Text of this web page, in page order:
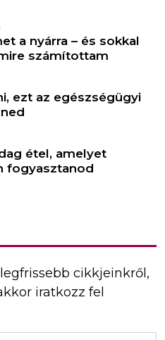
a nyárra – és sokkal
számítottam
ezt az egészségügyi
étel, amelyet
fogyasztanod
cikkjeinkről,
iratkozz fel